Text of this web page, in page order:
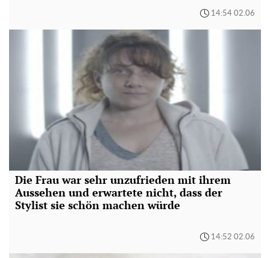
14:54 02.06
Die Frau war sehr unzufrieden mit ihrem
Aussehen und erwartete nicht, dass der
Stylist sie schön machen würde
14:52 02.06